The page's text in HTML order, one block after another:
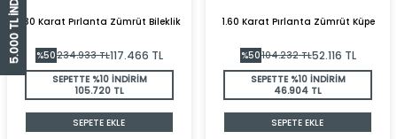
1.30 Karat Pırlanta Zümrüt Bileklik
%50234.933TL117.466 TL
SEPETTE %10 İNDİRİM
105.720 TL
SEPETE EKLE
1.60 Karat Pırlanta Zümrüt Küpe
%50104.232TL52.116 TL
SEPETTE %10 İNDİRİM
46.904 TL
SEPETE EKLE